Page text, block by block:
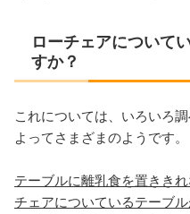
ローチェアについて
すか？
これについては、いろいろ
よってさまざまのようです。
テーブルに離乳食を置きき
チェアについているテーブ